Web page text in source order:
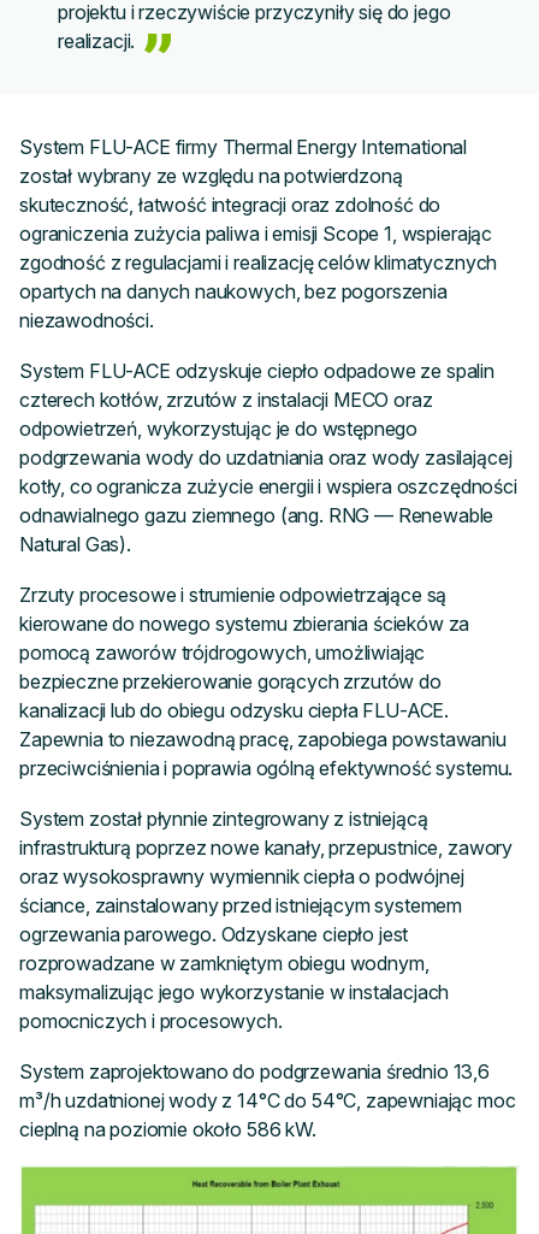
projektu i rzeczywiście przyczyniły się do jego
realizacji.
System FLU-ACE firmy Thermal Energy International
został wybrany ze względu na potwierdzoną
skuteczność, łatwość integracji oraz zdolność do
ograniczenia zużycia paliwa i emisji Scope 1, wspierając
zgodność z regulacjami i realizację celów klimatycznych
opartych na danych naukowych, bez pogorszenia
niezawodności.
System FLU-ACE odzyskuje ciepło odpadowe ze spalin
czterech kotłów, zrzutów z instalacji MECO oraz
odpowietrzeń, wykorzystując je do wstępnego
podgrzewania wody do uzdatniania oraz wody zasilającej
kotły, co ogranicza zużycie energii i wspiera oszczędności
odnawialnego gazu ziemnego (ang. RNG — Renewable
Natural Gas).
Zrzuty procesowe i strumienie odpowietrzające są
kierowane do nowego systemu zbierania ścieków za
pomocą zaworów trójdrogowych, umożliwiając
bezpieczne przekierowanie gorących zrzutów do
kanalizacji lub do obiegu odzysku ciepła FLU-ACE.
Zapewnia to niezawodną pracę, zapobiega powstawaniu
przeciwciśnienia i poprawia ogólną efektywność systemu.
System został płynnie zintegrowany z istniejącą
infrastrukturą poprzez nowe kanały, przepustnice, zawory
oraz wysokosprawny wymiennik ciepła o podwójnej
ściance, zainstalowany przed istniejącym systemem
ogrzewania parowego. Odzyskane ciepło jest
rozprowadzane w zamkniętym obiegu wodnym,
maksymalizując jego wykorzystanie w instalacjach
pomocniczych i procesowych.
System zaprojektowano do podgrzewania średnio 13,6
m³/h uzdatnionej wody z 14°C do 54°C, zapewniając moc
cieplną na poziomie około 586 kW.